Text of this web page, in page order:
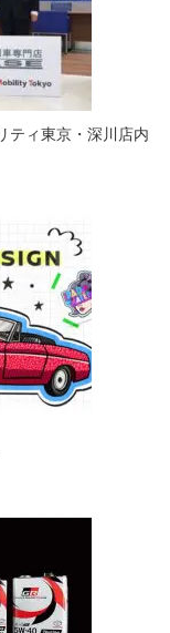
ティ東京・深川店内